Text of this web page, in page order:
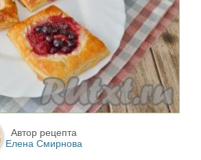
Автор рецепта
Елена Смирнова